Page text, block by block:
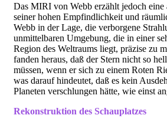
Das MIRI von Webb erzählt jedoch eine
seiner hohen Empfindlichkeit und
Webb in der Lage, die verborgene
unmittelbaren Umgebung, die in einer
Region des Weltraums liegt, präzise zu
fanden heraus, daß der Stern nicht so
müssen, wenn er sich zu einem Roten
was darauf hindeutet, daß es kein
Planeten verschlungen hätte, wie einst
Rekonstruktion des Schauplatzes